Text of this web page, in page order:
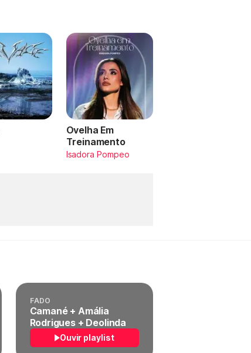
Ovelha Em
Treinamento
Isadora Pompeo
FADO
Camané + Amália
Rodrigues + Deolinda
Ouvir playlist